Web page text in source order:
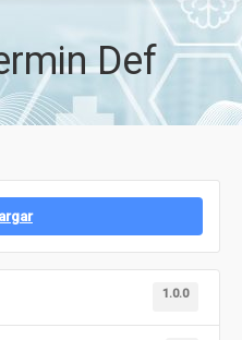
Def
1.0.0